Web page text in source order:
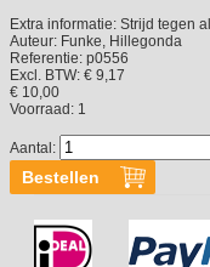
Extra informatie: Strijd tegen
Auteur: Funke, Hillegonda
Referentie: p0556
Excl. BTW: € 9,17
€ 10,00
Voorraad: 1
Aantal: